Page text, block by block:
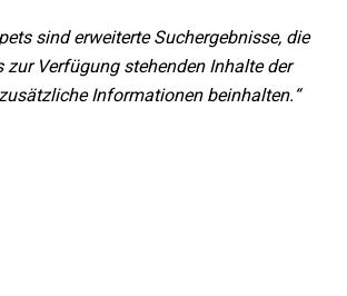
sind erweiterte Suchergebnisse, die
zur Verfügung stehenden Inhalte der
Informationen beinhalten.“